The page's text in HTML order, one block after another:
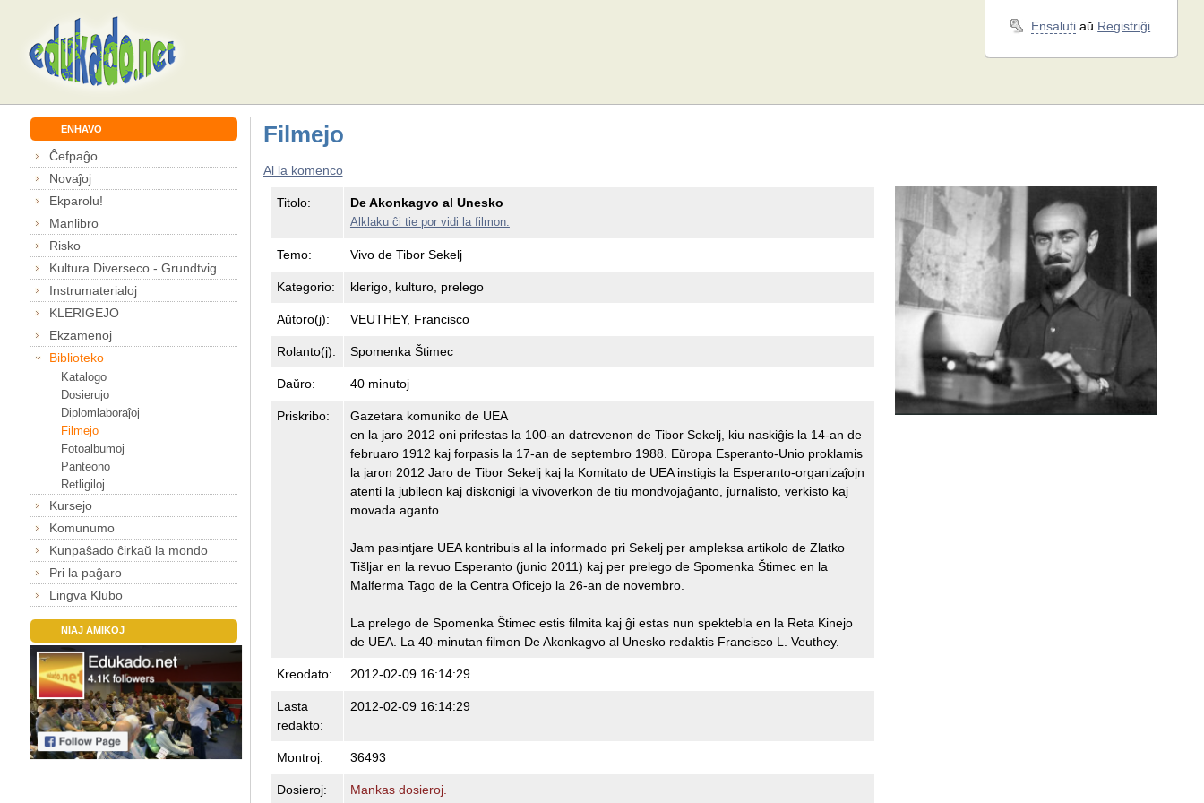
Ensaluti aŭ Registriĝi
ENHAVO
Ĉefpaĝo
Novaĵoj
Ekparolu!
Manlibro
Risko
Kultura Diverseco - Grundtvig
Instrumaterialoj
KLERIGEJO
Ekzamenoj
Biblioteko
Katalogo
Dosierujo
Diplomlaboraĵoj
Filmejo
Fotoalbumoj
Panteono
Retligiloj
Kursejo
Komunumo
Kunpaŝado ĉirkaŭ la mondo
Pri la paĝaro
Lingva Klubo
NIAJ AMIKOJ
Filmejo
Al la komenco
Titolo: De Akonkagvo al Unesko
Alklaku ĉi tie por vidi la filmon.
Temo: Vivo de Tibor Sekelj
Kategorio: klerigo, kulturo, prelego
Aŭtoro(j): VEUTHEY, Francisco
Rolanto(j): Spomenka Štimec
Daŭro: 40 minutoj
Priskribo:
Gazetara komuniko de UEA
en la jaro 2012 oni prifestas la 100-an datrevenon de Tibor Sekelj, kiu naskiĝis la 14-an de
februaro 1912 kaj forpasis la 17-an de septembro 1988. Eŭropa Esperanto-Unio proklamis
la jaron 2012 Jaro de Tibor Sekelj kaj la Komitato de UEA instigis la Esperanto-organizaĵojn
atenti la jubileon kaj diskonigi la vivoverkon de tiu mondvojaĝanto, ĵurnalisto, verkisto kaj
movada aganto.
Jam pasintjare UEA kontribuis al la informado pri Sekelj per ampleksa artikolo de Zlatko
Tišljar en la revuo Esperanto (junio 2011) kaj per prelego de Spomenka Štimec en la
Malferma Tago de la Centra Oficejo la 26-an de novembro.
La prelego de Spomenka Štimec estis filmita kaj ĝi estas nun spektebla en la Reta Kinejo
de UEA. La 40-minutan filmon De Akonkagvo al Unesko redaktis Francisco L. Veuthey.
Kreodato: 2012-02-09 16:14:29
Lasta
redakto:
2012-02-09 16:14:29
Montroj: 36493
Dosieroj: Mankas dosieroj.